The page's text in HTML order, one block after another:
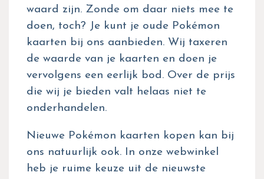
waard zijn. Zonde om daar niets mee te
doen, toch? Je kunt je oude Pokémon
kaarten bij ons aanbieden. Wij taxeren
de waarde van je kaarten en doen je
vervolgens een eerlijk bod. Over de prijs
die wij je bieden valt helaas niet te
onderhandelen.
Nieuwe Pokémon kaarten kopen kan bij
ons natuurlijk ook. In onze webwinkel
heb je ruime keuze uit de nieuwste